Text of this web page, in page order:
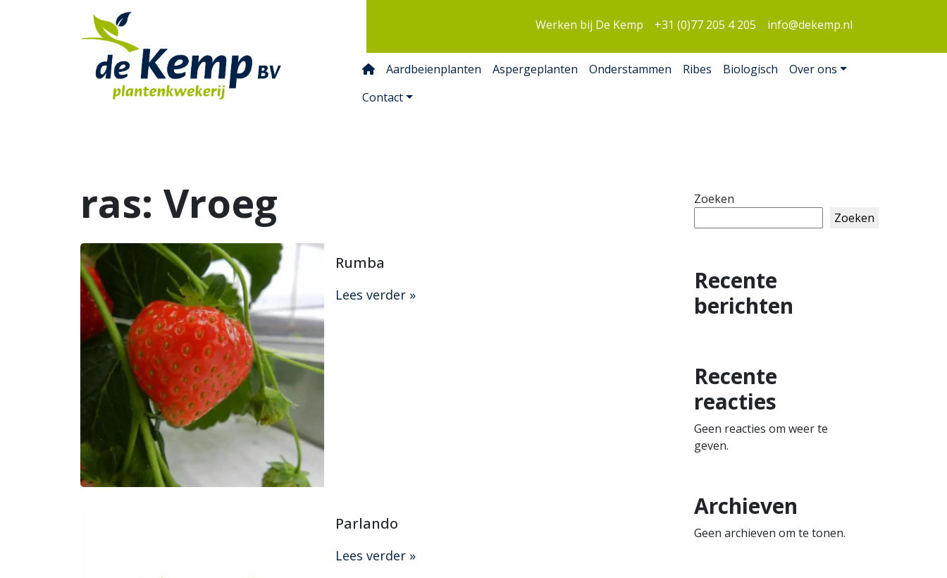
Werken bij De Kemp +31 (0)77 205 4 205 info@dekemp.nl
Aardbeienplanten Aspergeplanten Onderstammen Ribes Biologisch
Over ons
Contact
ras: Vroeg
Rumba
Lees verder »
Parlando
Lees verder »
Zoeken
Zoeken
Recente
berichten
Recente
reacties
Geen reacties om weer te
geven.
Archieven
Geen archieven om te tonen.